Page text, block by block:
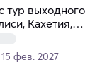
тур выходного
Кахетия,
15 фев. 2027